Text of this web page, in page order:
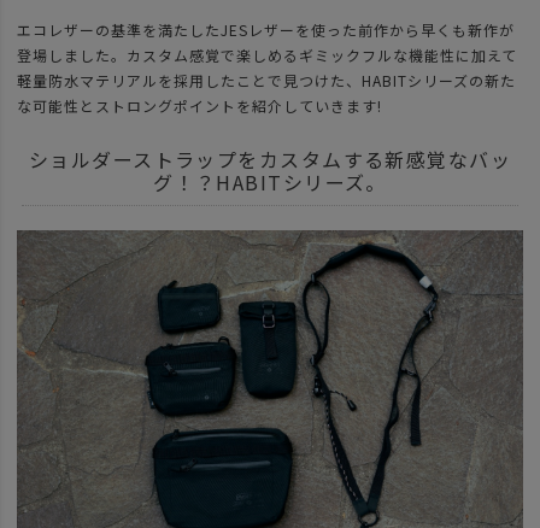
エコレザーの基準を満たしたJESレザーを使った前作から早くも新作が
登場しました。カスタム感覚で楽しめるギミックフルな機能性に加えて
軽量防水マテリアルを採用したことで見つけた、HABITシリーズの新た
な可能性とストロングポイントを紹介していきます!
ショルダーストラップをカスタムする新感覚なバッ
グ！？HABITシリーズ。